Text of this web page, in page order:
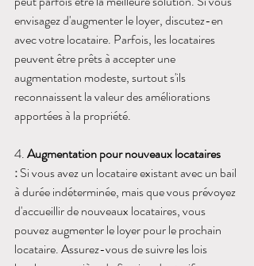
envisagez d'augmenter le loyer, discutez-en
avec votre locataire. Parfois, les locataires
peuvent être prêts à accepter une
augmentation modeste, surtout s'ils
reconnaissent la valeur des améliorations
apportées à la propriété.
4. Augmentation pour nouveaux locataires
: Si vous avez un locataire existant avec un bail
à durée indéterminée, mais que vous prévoyez
d'accueillir de nouveaux locataires, vous
pouvez augmenter le loyer pour le prochain
locataire. Assurez-vous de suivre les lois